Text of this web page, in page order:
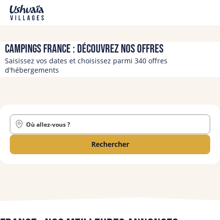
Campings France : découvrez nos offres
Saisissez vos dates et choisissez parmi 340 offres
d'hébergements
Où allez-vous ?
Rechercher